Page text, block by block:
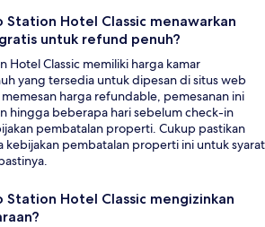
Station Hotel Classic menawarkan
untuk refund penuh?
Hotel Classic memiliki harga kamar
yang tersedia untuk dipesan di situs web
memesan harga refundable, pemesanan ini
hingga beberapa hari sebelum check-in
pembatalan properti. Cukup pastikan
kebijakan pembatalan properti ini untuk syarat
Station Hotel Classic mengizinkan